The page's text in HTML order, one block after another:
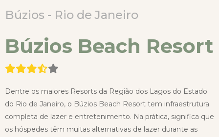
Búzios - Rio de Janeiro
Búzios Beach Resort
Dentre os maiores Resorts da Região dos Lagos do Estado
do Rio de Janeiro, o Búzios Beach Resort tem infraestrutura
completa de lazer e entretenimento. Na prática, significa que
os hóspedes têm muitas alternativas de lazer durante as